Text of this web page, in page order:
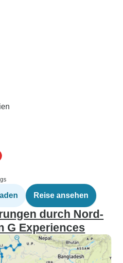
Reise ansehen
durch Nord-
G Experiences